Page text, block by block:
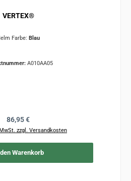
VERTEX®
Farbe: Blau
A010AA05
Regulärer Preis:
86,95 €
zzgl. Versandkosten
Warenkorb